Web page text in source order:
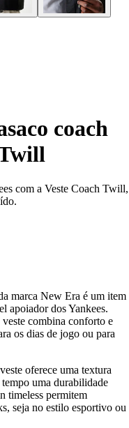
coach
com a Veste Coach Twill,
marca New Era é um item
apoiador dos Yankees.
combina conforto e
os dias de jogo ou para
oferece uma textura
uma durabilidade
timeless permitem
seja no estilo esportivo ou